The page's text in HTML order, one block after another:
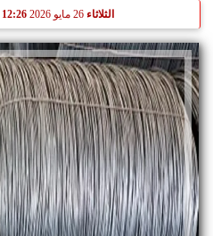
الثلاثاء 26 مايو 2026 12:26 صـ